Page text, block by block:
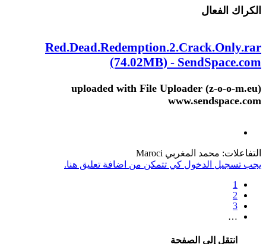
الكراك الفعال
Red.Dead.Redemption.2.Crack.Only.rar
(74.02MB) - SendSpace.com
uploaded with File Uploader (z-o-o-m.eu)
www.sendspace.com
التفاعلات: محمد المغربي Maroci
يجب تسجيل الدخول كي تتمكن من اضافة تعليق هنا.
1
2
3
…
انتقل إلى الصفحة